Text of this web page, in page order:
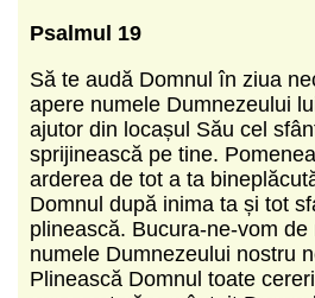
Psalmul 19
Să te audă Domnul în ziua
apere numele Dumnezeului
ajutor din locașul Său cel
sprijinească pe tine.
arderea de tot a ta
Domnul după inima ta și tot
plinească. Bucura-ne-vom
numele Dumnezeului nostru
Plinească Domnul toate